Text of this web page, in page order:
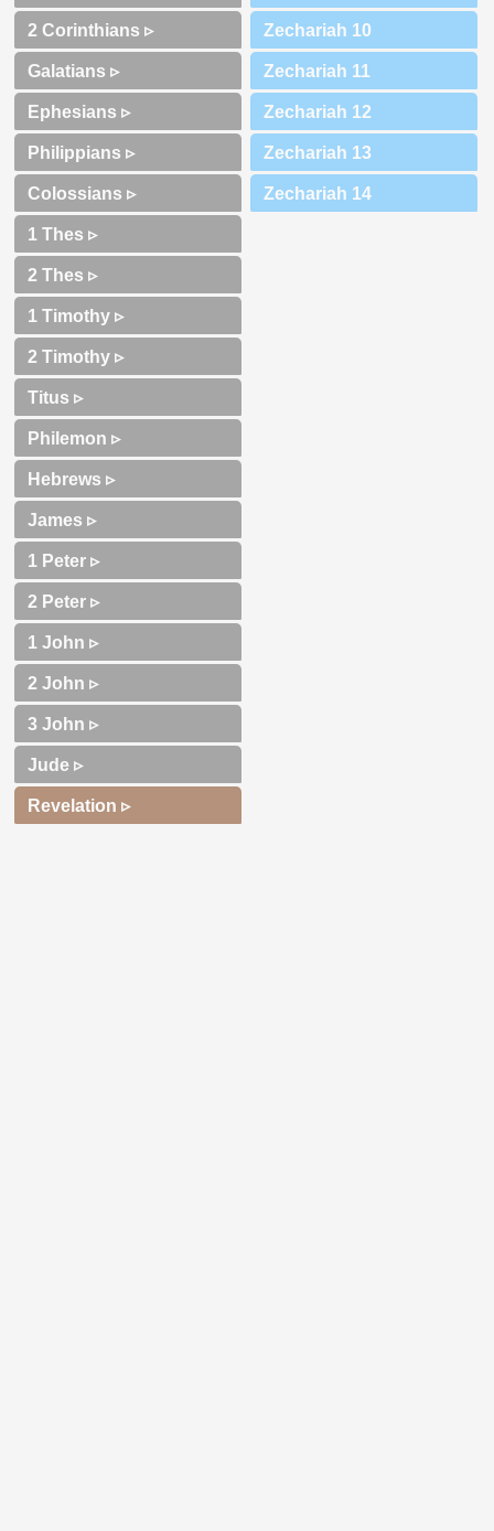
2 Corinthians ▹
Galatians ▹
Ephesians ▹
Philippians ▹
Colossians ▹
1 Thes ▹
2 Thes ▹
1 Timothy ▹
2 Timothy ▹
Titus ▹
Philemon ▹
Hebrews ▹
James ▹
1 Peter ▹
2 Peter ▹
1 John ▹
2 John ▹
3 John ▹
Jude ▹
Revelation ▹